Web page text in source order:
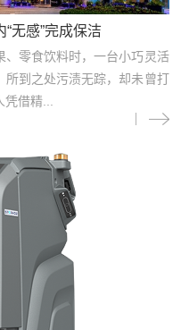
无感”完成保洁
、零食饮料时，一台小巧灵活
所到之处污渍无踪，却未曾打
借精...